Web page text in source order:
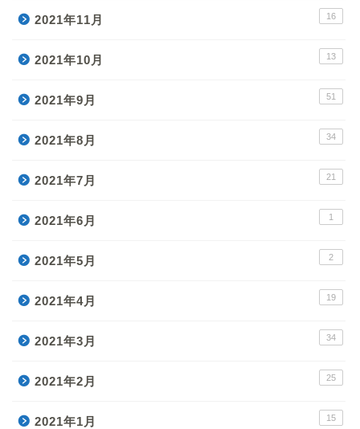
2021年11月 16
2021年10月 13
2021年9月 51
2021年8月 34
2021年7月 21
2021年6月 1
2021年5月 2
2021年4月 19
2021年3月 34
2021年2月 25
2021年1月 15